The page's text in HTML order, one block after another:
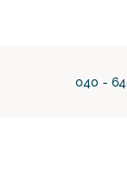
040 -